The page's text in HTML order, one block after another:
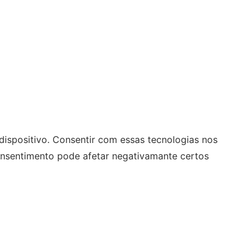
Consentir com essas tecnologias nos
pode afetar negativamante certos